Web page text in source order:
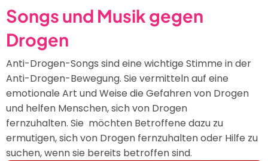
Songs und Musik gegen
Drogen
Anti-Drogen-Songs sind eine wichtige Stimme in der
Anti-Drogen-Bewegung. Sie vermitteln auf eine
emotionale Art und Weise die Gefahren von Drogen
und helfen Menschen, sich von Drogen
fernzuhalten. Sie möchten Betroffene dazu zu
ermutigen, sich von Drogen fernzuhalten oder Hilfe zu
suchen, wenn sie bereits betroffen sind.